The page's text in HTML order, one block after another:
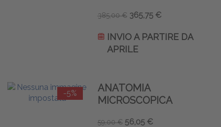
385,00 € 365,75 €
INVIO A PARTIRE DA
APRILE
-5%
ANATOMIA
MICROSCOPICA
59,00 € 56,05 €